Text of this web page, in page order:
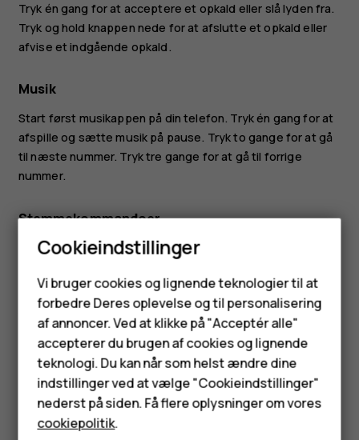
Smartphones
Feature-telefoner
Tilbehør
HMD Terra M
Tablets
Tryk én gang for at acceptere et opkald eller slå lyden fra.
Tryk og hold knappen nede for at afslutte et opkald eller
afvise et indgående opkald.
Musik
Start først musikappen på din telefon. Tryk én gang for at
afspille og sætte musik på pause. Tryk to gange for at gå
til næste nummer. Tryk tre gange for at gå til forrige
nummer.
Stemmekommandoer
Tryk og hold knappen nede, indtil Taleassistent er
Adjust volume
Brug knapperne (2) og (3) til at justere lydstyrken.
Cookieindstillinger
Vi bruger cookies og lignende teknologier til at
forbedre Deres oplevelse og til personalisering
af annoncer. Ved at klikke på "Acceptér alle"
accepterer du brugen af cookies og lignende
teknologi. Du kan når som helst ændre dine
indstillinger ved at vælge "Cookieindstillinger"
nederst på siden. Få flere oplysninger om vores
cookiepolitik.